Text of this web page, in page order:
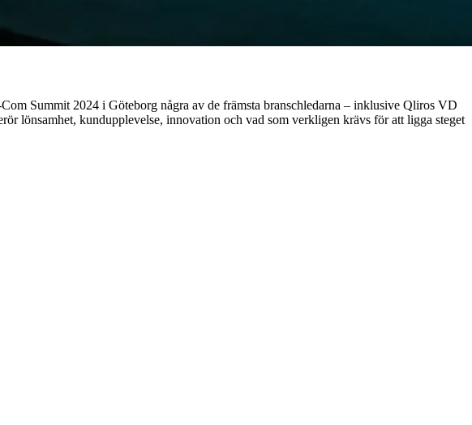
Summit 2024 i Göteborg några av de främsta branschledarna – inklusive Qliros VD
lönsamhet, kundupplevelse, innovation och vad som verkligen krävs för att ligga steget